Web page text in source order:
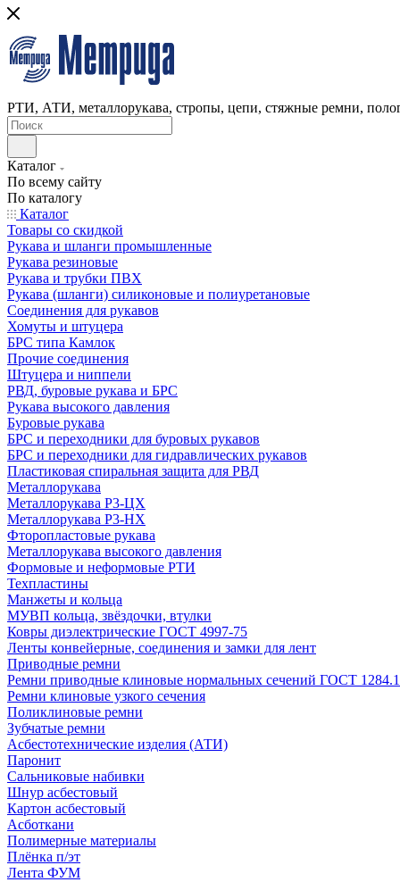
РТИ, АТИ, металлорукава, стропы, цепи, стяжные ремни,
Каталог
По всему сайту
По каталогу
Каталог
Товары со скидкой
Рукава и шланги промышленные
Рукава резиновые
Рукава и трубки ПВХ
Рукава (шланги) силиконовые и полиуретановые
Соединения для рукавов
Хомуты и штуцера
БРС типа Камлок
Прочие соединения
Штуцера и ниппели
РВД, буровые рукава и БРС
Рукава высокого давления
Буровые рукава
БРС и переходники для буровых рукавов
БРС и переходники для гидравлических рукавов
Пластиковая спиральная защита для РВД
Металлорукава
Металлорукава Р3-ЦХ
Металлорукава Р3-НХ
Фторопластовые рукава
Металлорукава высокого давления
Формовые и неформовые РТИ
Техпластины
Манжеты и кольца
МУВП кольца, звёздочки, втулки
Ковры диэлектрические ГОСТ 4997-75
Ленты конвейерные, соединения и замки для лент
Приводные ремни
Ремни приводные клиновые нормальных сечений ГОСТ
Ремни клиновые узкого сечения
Поликлиновые ремни
Зубчатые ремни
Асбестотехнические изделия (АТИ)
Паронит
Сальниковые набивки
Шнур асбестовый
Картон асбестовый
Асботкани
Полимерные материалы
Плёнка п/эт
Лента ФУМ